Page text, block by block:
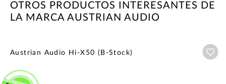
OTROS PRODUCTOS INTERESANTES DE
LA MARCA AUSTRIAN AUDIO
Austrian Audio Hi-X50 (B-Stock)